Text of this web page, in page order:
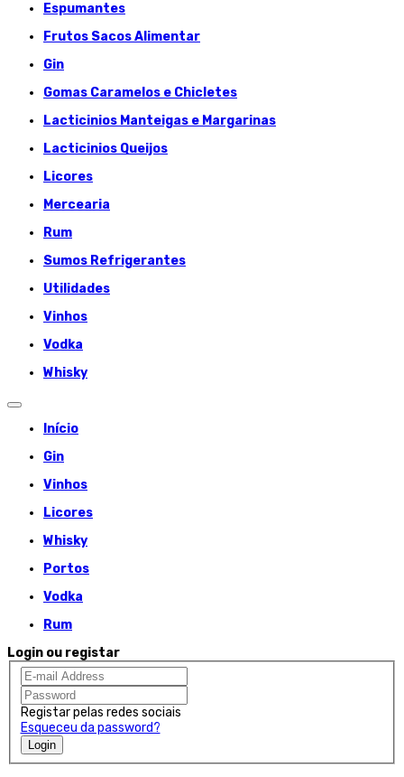
Espumantes
Frutos Sacos Alimentar
Gin
Gomas Caramelos e Chicletes
Lacticinios Manteigas e Margarinas
Lacticinios Queijos
Licores
Mercearia
Rum
Sumos Refrigerantes
Utilidades
Vinhos
Vodka
Whisky
Início
Gin
Vinhos
Licores
Whisky
Portos
Vodka
Rum
Login ou registar
Registar pelas redes sociais
Esqueceu da password?
Login